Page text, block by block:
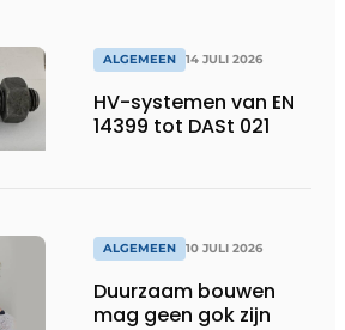
ALGEMEEN 14 JULI 2026
HV-systemen van EN
14399 tot DASt 021
ALGEMEEN 10 JULI 2026
Duurzaam bouwen
mag geen gok zijn